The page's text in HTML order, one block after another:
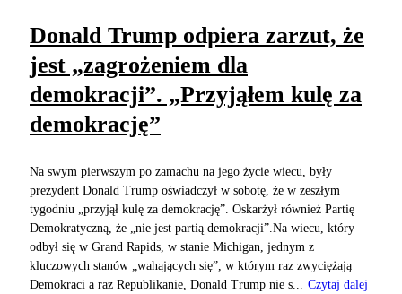
Donald Trump odpiera zarzut, że
jest „zagrożeniem dla
demokracji”. „Przyjąłem kulę za
demokrację”
Na swym pierwszym po zamachu na jego życie wiecu, były
prezydent Donald Trump oświadczył w sobotę, że w zeszłym
tygodniu „przyjął kulę za demokrację”. Oskarżył również Partię
Demokratyczną, że „nie jest partią demokracji”.Na wiecu, który
odbył się w Grand Rapids, w stanie Michigan, jednym z
kluczowych stanów „wahających się”, w którym raz zwyciężają
Demokraci a raz Republikanie, Donald Trump nie s...
Czytaj dalej